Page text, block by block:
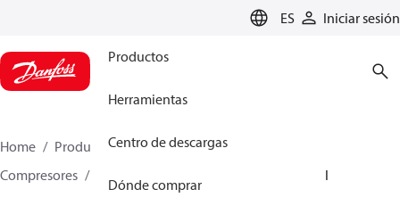
ES Iniciar sesión
Productos
Herramientas
Centro de descargas
Dónde comprar
Home Productos
Climate Solutions for cooling
Compresores
SZ148-4VAI